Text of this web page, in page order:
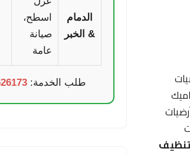
الدمام
& الخبر
اسطح،
صيانة
عامة
طلب الخدمة: